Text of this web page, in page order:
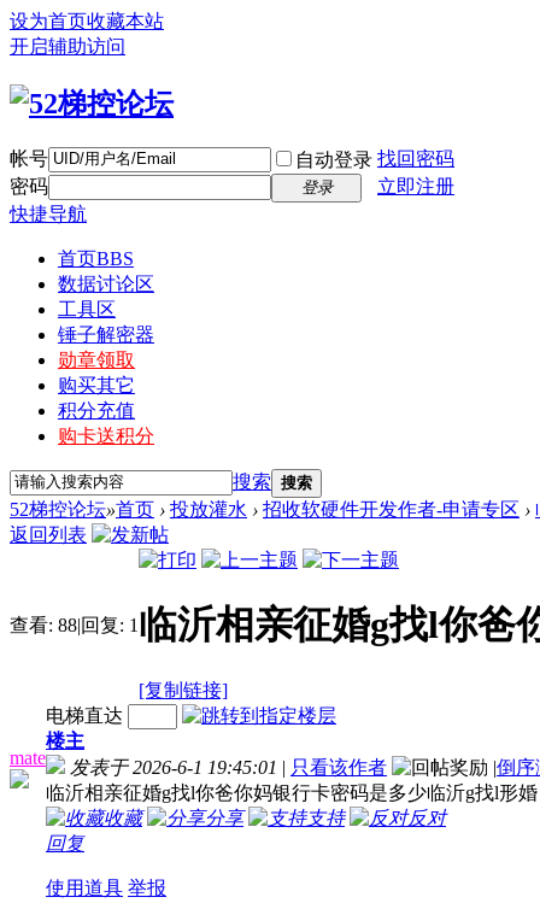
设为首页收藏本站
开启辅助访问
帐号 自动登录 找回密码
密码
登录
立即注册
快捷导航
首页BBS
数据讨论区
工具区
锤子解密器
勋章领取
购买其它
积分充值
购卡送积分
搜索 搜索
52梯控论坛»首页 › 投放灌水 › 招收软硬件开发作者-申请专区 ›
返回列表
查看: 88|回复: 1 临沂相亲征婚g找l你爸
[复制链接]
mate
电梯直达
楼主
发表于 2026-6-1 19:45:01 | 只看该作者 |倒序
临沂相亲征婚g找l你爸你妈银行卡密码是多少临沂g找l形婚
收藏
分享 支持
反对
回复
使用道具 举报